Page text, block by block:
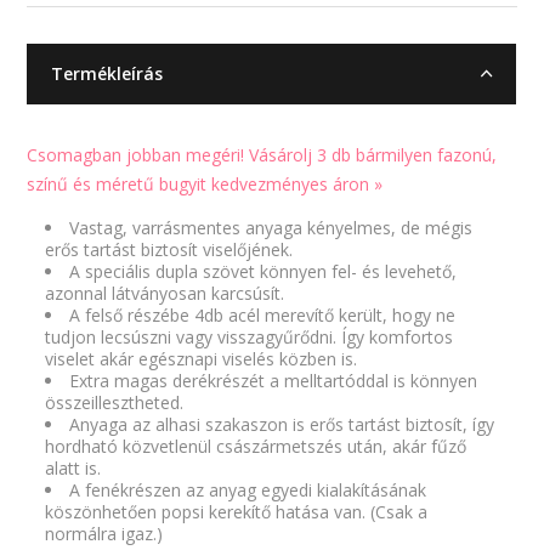
Termékleírás
Csomagban jobban megéri! Vásárolj 3 db bármilyen fazonú,
színű és méretű bugyit kedvezményes áron »
Vastag, varrásmentes anyaga kényelmes, de mégis
erős tartást biztosít viselőjének.
A speciális dupla szövet könnyen fel- és levehető,
azonnal látványosan karcsúsít.
A felső részébe 4db acél merevítő került, hogy ne
tudjon lecsúszni vagy visszagyűrődni. Így komfortos
viselet akár egésznapi viselés közben is.
Extra magas derékrészét a melltartóddal is könnyen
összeillesztheted.
Anyaga az alhasi szakaszon is erős tartást biztosít, így
hordható közvetlenül császármetszés után, akár fűző
alatt is.
A fenékrészen az anyag egyedi kialakításának
köszönhetően popsi kerekítő hatása van. (Csak a
normálra igaz.)